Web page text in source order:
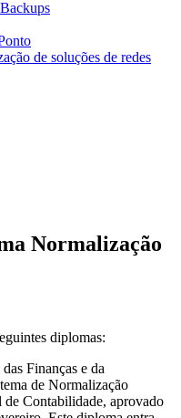
de soluções de redes
Normalização
diplomas:
Finanças e da
de Normalização
Contabilidade, aprovado